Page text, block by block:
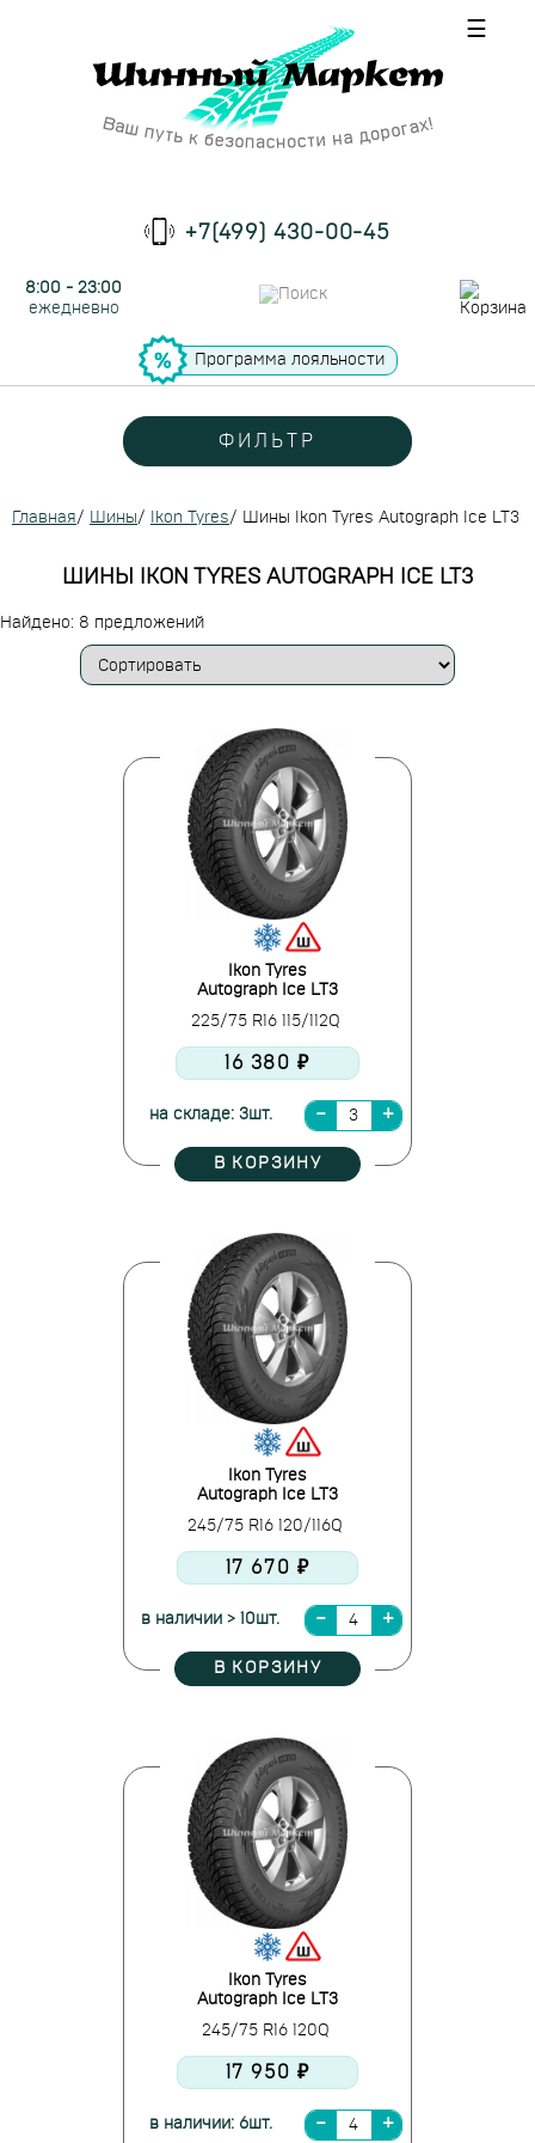
☰
+7(499) 430-00-45
8:00 - 23:00
ежедневно
Программа лояльности
ФИЛЬТР
Главная/ Шины/ Ikon Tyres/ Шины Ikon Tyres Autograph Ice LT3
ШИНЫ IKON TYRES AUTOGRAPH ICE LT3
Найдено: 8 предложений
Ikon Tyres
Autograph Ice LT3
225/75 R16 115/112Q
16 380 ₽
на складе: 3шт.
В КОРЗИНУ
Ikon Tyres
Autograph Ice LT3
245/75 R16 120/116Q
17 670 ₽
в наличии > 10шт.
В КОРЗИНУ
Ikon Tyres
Autograph Ice LT3
245/75 R16 120Q
17 950 ₽
в наличии: 6шт.